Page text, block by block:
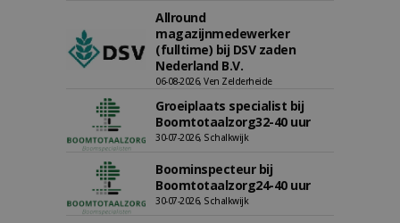
Allround
magazijnmedewerker
(fulltime) bij DSV zaden
Nederland B.V.
06-08-2026, Ven Zelderheide
Groeiplaats specialist bij
Boomtotaalzorg32-40 uur
30-07-2026, Schalkwijk
Boominspecteur bij
Boomtotaalzorg24-40 uur
30-07-2026, Schalkwijk